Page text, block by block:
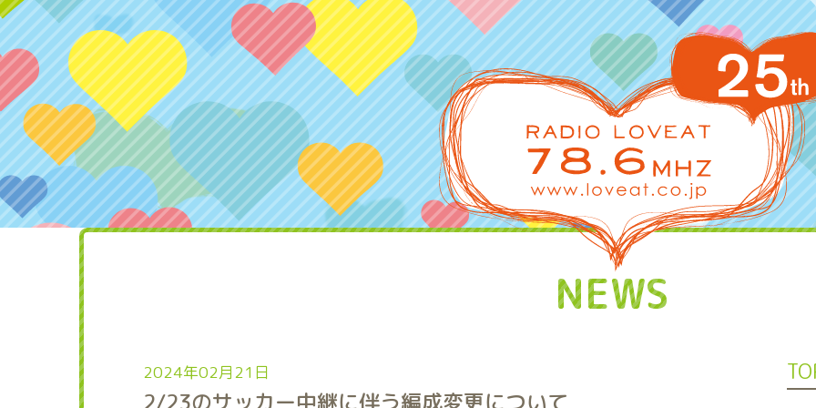
NEWS
2024年02月21日
2/23のサッカー中継に伴う編成変更について